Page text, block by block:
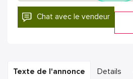
Chat avec le vendeur
Texte de l'annonce Details